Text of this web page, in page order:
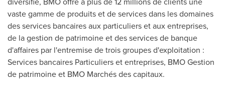
vaste gamme de produits et de services dans les domaines
des services bancaires aux particuliers et aux entreprises,
de la gestion de patrimoine et des services de banque
d'affaires par l'entremise de trois groupes d'exploitation :
Services bancaires Particuliers et entreprises, BMO Gestion
de patrimoine et BMO Marchés des capitaux.